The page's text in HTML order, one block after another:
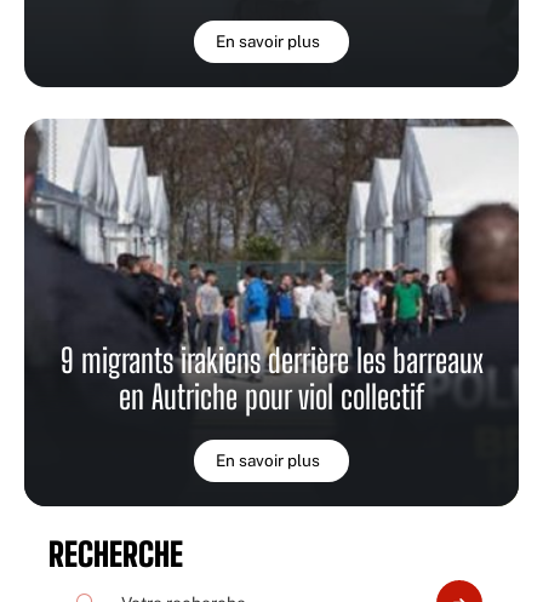
En savoir plus
9 migrants irakiens derrière les barreaux
en Autriche pour viol collectif
En savoir plus
RECHERCHE